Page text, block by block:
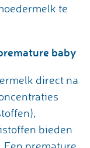
te
baby
direct na
bieden